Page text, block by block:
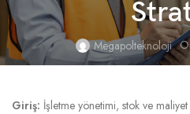
Megapolteknoloji
Giriş: İşletme yönetimi, stok ve